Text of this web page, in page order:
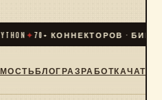
✦70+ КОННЕКТОРОВ ·
БЛОГРАЗРАБОТКАЧАТ